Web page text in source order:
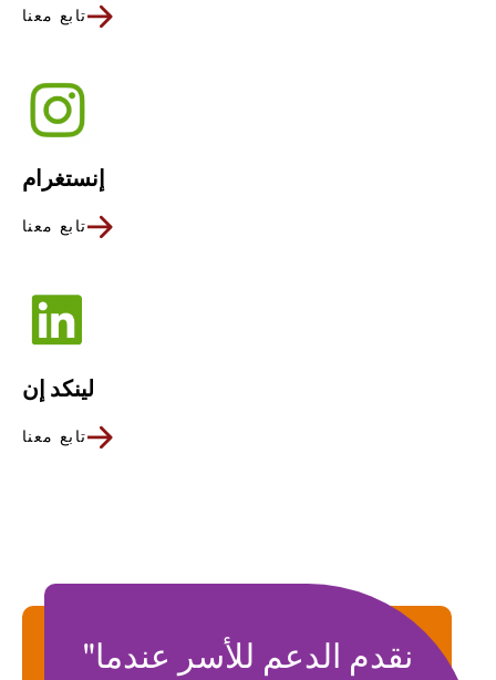
تابع معنا
إنستغرام
تابع معنا
لينكد إن
تابع معنا
"نقدم الدعم للأسر عندما